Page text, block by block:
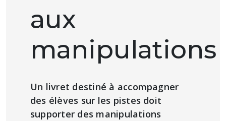
aux
manipulations
Un livret destiné à accompagner
des élèves sur les pistes doit
supporter des manipulations